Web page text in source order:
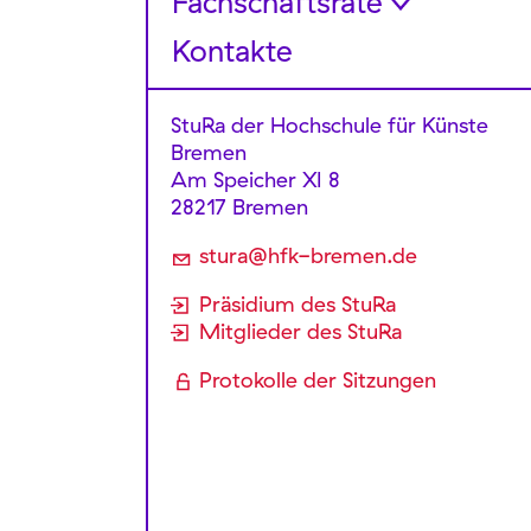
Beantragung und Abrechnung
von Finanzmitteln
Formulare/Downloads
Sitzungen und Protokolle
Referat Finanzen
Referat Landeshochschul­politik
und Semesterticket
Referat Innere Hochschulpolitik
und Vernetzung
Medien
Referat Internationales
Referat Antidiskriminierung und
International Students
Committee
FSR Digitale Medien
FSR Musik
FSR Integriertes Design
FSR Freie Kunst
Kontakte
StuRa der Hochschule für Künste
Bremen
Am Speicher XI 8
28217 Bremen
stura@hfk-bremen.de
Präsidium des StuRa
Mitglieder des StuRa
Protokolle der Sitzungen